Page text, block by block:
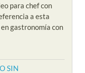
para chef con
a esta
gastronomía con
SIN